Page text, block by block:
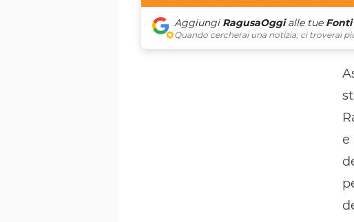
Aggiungi RagusaOggialle tue
Quando cercherai una notizia, ci troverai
e